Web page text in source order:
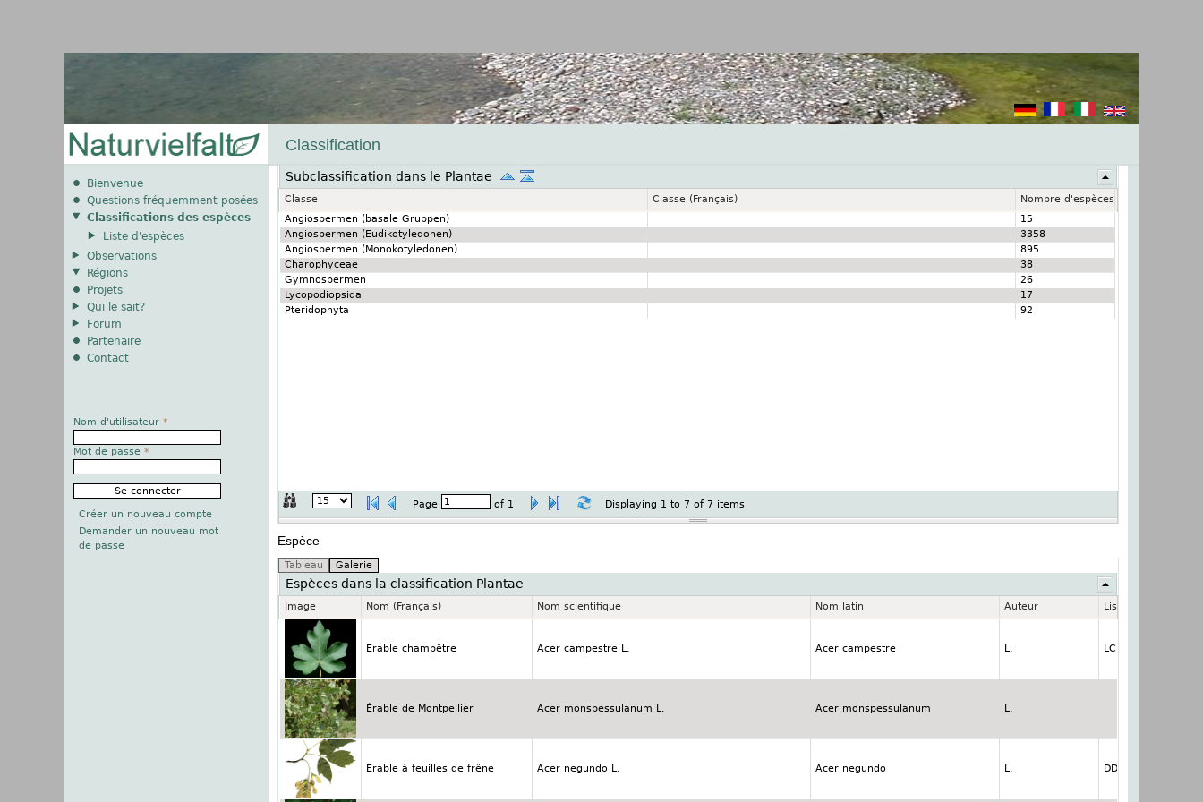
Classification
Subclassification dans le Plantae
Classe Classe (Français)
Nombre d'espèces
Angiospermen (basale Gruppen)
15
Angiospermen (Eudikotyledonen)
3358
Angiospermen (Monokotyledonen)
895
Charophyceae
38
Gymnospermen
26
Lycopodiopsida
17
Pteridophyta
92
Page of 1 Displaying 1 to 7 of 7 items
Espèce
Espèces dans la classification Plantae
Image Nom (Français) Nom scientifique Nom latin Auteur Liste rouge
Erable champêtre Acer campestre L. Acer campestre L. LC: Nicht gefährdet
Érable de Montpellier Acer monspessulanum L. Acer monspessulanum L.
Erable à feuilles de frêne Acer negundo L. Acer negundo L. DD: ungenügende
Bienvenue
Questions fréquemment posées
Classifications des espèces
Liste d'espèces
Observations
Régions
Projets
Qui le sait?
Forum
Partenaire
Contact
Nom d'utilisateur *
Mot de passe *
Créer un nouveau compte
Demander un nouveau mot
de passe